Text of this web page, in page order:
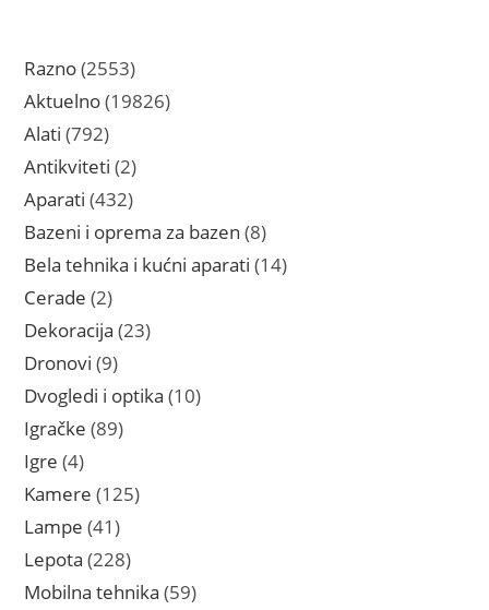
Razno 25532553
proizvoda
Aktuelno 1982619826
Alati 792792
proizvoda
Antikviteti 22
proizvoda
Aparati 432432
proizvoda
Bazeni i oprema za bazen 88
proizvoda
Bela tehnika i kućni aparati 1414
Cerade 22
proizvoda
Dekoracija 2323
Dronovi 99
proizvoda
Dvogledi i optika 1010
Igračke 8989
Igre 44
proizvoda
Kamere 125125
Lampe 4141
proizvod
Lepota 228228
proizvoda
Mobilna tehnika 5959